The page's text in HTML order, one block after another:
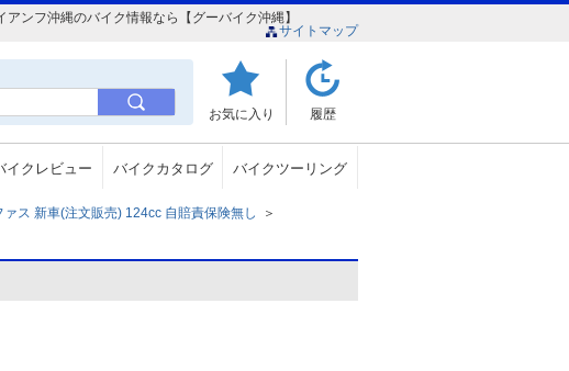
ンフ沖縄のバイク情報なら【グーバイク沖縄】
サイトマップ
お気に入り 履歴
イクレビュー バイクカタログ バイクツーリング
ス 新車(注文販売) 124cc 自賠責保険無し
＞